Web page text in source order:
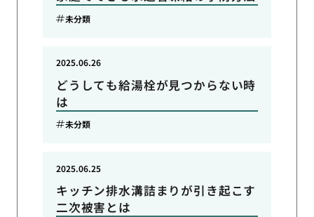
未分類
どうしても給湯栓が見つからない時
は
2025.06.26
未分類
キッチン排水溝詰まりが引き起こす
二次被害とは
2025.06.25